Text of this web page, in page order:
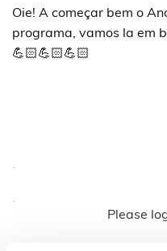
Oie! A começar bem o
programa, vamos la em
💪🏻💪🏻💪🏻
Please